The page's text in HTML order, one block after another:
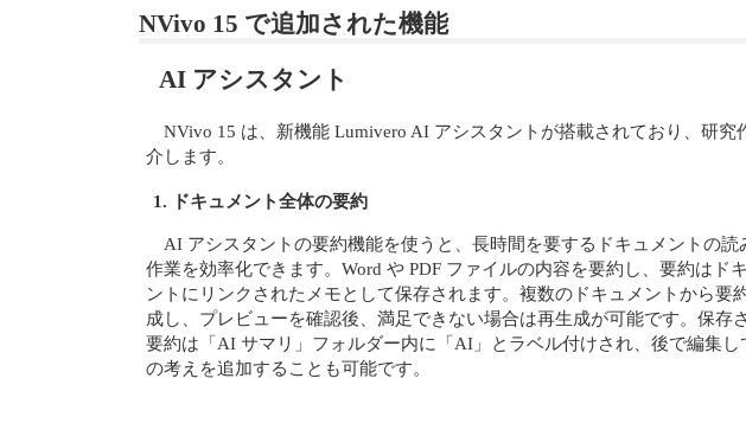
NVivo 15 で追加された機能
AI アシスタント
NVivo 15 は、新機能 Lumivero AI アシスタントが搭載されており、研
介します。
1. ドキュメント全体の要約
AI アシスタントの要約機能を使うと、長時間を要するドキュメントの読
作業を効率化できます。Word や PDF ファイルの内容を要約し、要約はド
ントにリンクされたメモとして保存されます。複数のドキュメントから要
成し、プレビューを確認後、満足できない場合は再生成が可能です。保存
要約は「AI サマリ」フォルダー内に「AI」とラベル付けされ、後で編集し
の考えを追加することも可能です。